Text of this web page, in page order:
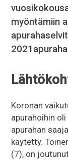
myöntämiin
Koronan
apurahoihin
apurahan
käytetty.
(7), on